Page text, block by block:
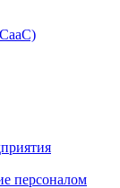
персоналом